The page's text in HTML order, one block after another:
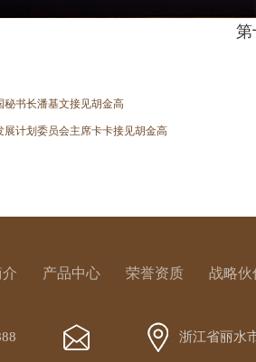
第
秘书长潘基文接见胡金高
展计划委员会主席卡卡接见胡金高
产品中心 荣誉资质 战略伙
浙江省丽水